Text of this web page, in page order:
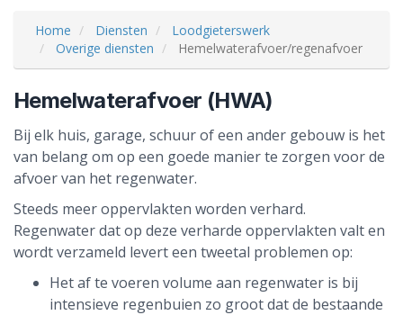
Home Diensten
Loodgieterswerk
Overige diensten
Hemelwaterafvoer/regenafvoer
Hemelwaterafvoer (HWA)
Bij elk huis, garage, schuur of een ander gebouw is het
van belang om op een goede manier te zorgen voor de
afvoer van het regenwater.
Steeds meer oppervlakten worden verhard.
Regenwater dat op deze verharde oppervlakten valt en
wordt verzameld levert een tweetal problemen op:
Het af te voeren volume aan regenwater is bij
intensieve regenbuien zo groot dat de bestaande